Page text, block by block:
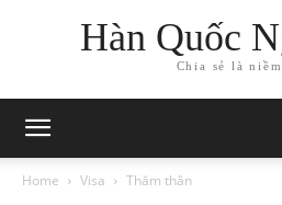
Hàn Quốc
Chia sẻ là
Home Visa Thăm thân